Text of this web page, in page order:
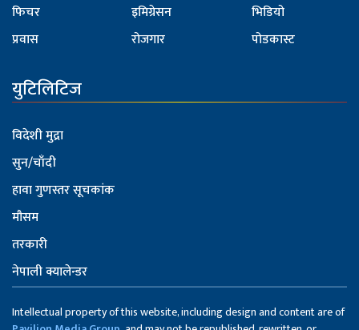
फिचर
प्रवास
इमिग्रेसन
रोजगार
भिडियो
पोडकास्ट
युटिलिटिज
विदेशी मुद्रा
सुन/चाँदी
हावा गुणस्तर सूचकांक
मौसम
तरकारी
नेपाली क्यालेन्डर
Intellectual property of this website, including design and content are of